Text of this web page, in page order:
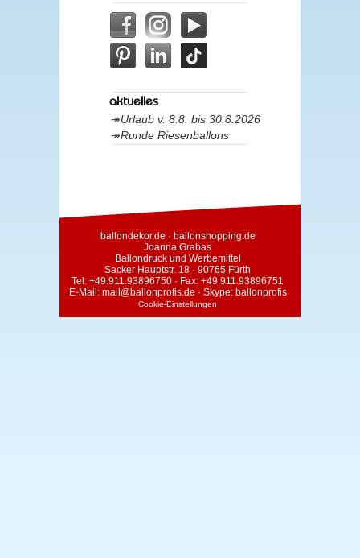
aktuelles
Urlaub v. 8.8. bis 30.8.2026
Runde Riesenballons
ballondekor.de · ballonshopping.de
Joanna Grabas
Ballondruck und Werbemittel
Sacker Hauptstr. 18 · 90765 Fürth
Tel: +49.911.93896750 · Fax: +49.911.93896751
E-Mail: mail@ballonprofis.de · Skype: ballonprofis
Cookie-Einstellungen